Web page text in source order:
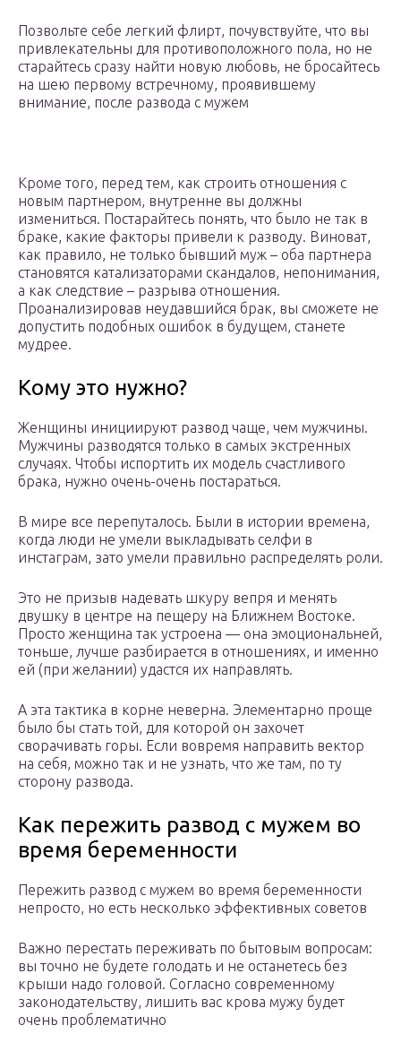
Позвольте себе легкий флирт, почувствуйте, что вы
привлекательны для противоположного пола, но не
старайтесь сразу найти новую любовь, не бросайтесь
на шею первому встречному, проявившему
внимание, после развода с мужем
Кроме того, перед тем, как строить отношения с
новым партнером, внутренне вы должны
измениться. Постарайтесь понять, что было не так в
браке, какие факторы привели к разводу. Виноват,
как правило, не только бывший муж – оба партнера
становятся катализаторами скандалов, непонимания,
а как следствие – разрыва отношения.
Проанализировав неудавшийся брак, вы сможете не
допустить подобных ошибок в будущем, станете
мудрее.
Кому это нужно?
Женщины инициируют развод чаще, чем мужчины.
Мужчины разводятся только в самых экстренных
случаях. Чтобы испортить их модель счастливого
брака, нужно очень-очень постараться.
В мире все перепуталось. Были в истории времена,
когда люди не умели выкладывать селфи в
инстаграм, зато умели правильно распределять роли.
Это не призыв надевать шкуру вепря и менять
двушку в центре на пещеру на Ближнем Востоке.
Просто женщина так устроена — она эмоциональней,
тоньше, лучше разбирается в отношениях, и именно
ей (при желании) удастся их направлять.
А эта тактика в корне неверна. Элементарно проще
было бы стать той, для которой он захочет
сворачивать горы. Если вовремя направить вектор
на себя, можно так и не узнать, что же там, по ту
сторону развода.
Как пережить развод с мужем во
время беременности
Пережить развод с мужем во время беременности
непросто, но есть несколько эффективных советов
Важно перестать переживать по бытовым вопросам:
вы точно не будете голодать и не останетесь без
крыши надо головой. Согласно современному
законодательству, лишить вас крова мужу будет
очень проблематично